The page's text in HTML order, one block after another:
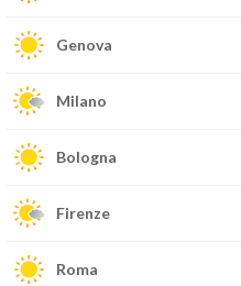
Genova
Milano
Bologna
Firenze
Roma